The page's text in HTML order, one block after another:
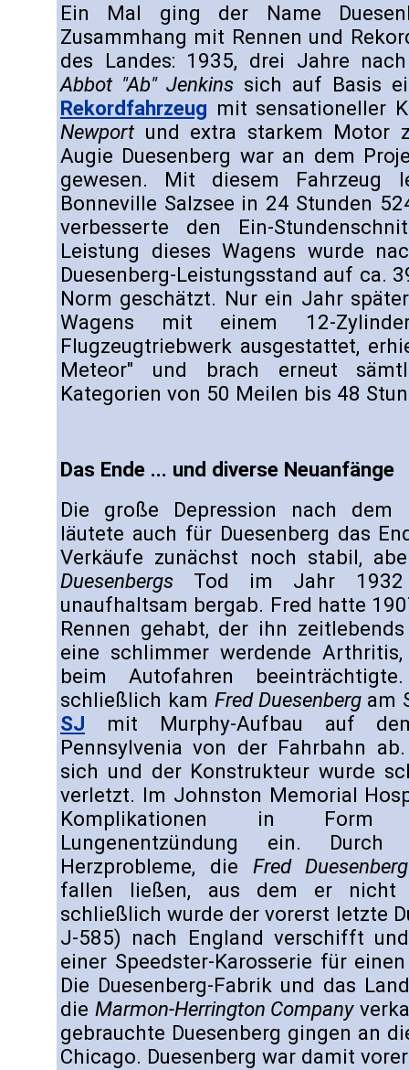
Ein Mal ging der Name
Zusammhang mit Rennen und
des Landes: 1935, drei Jahre
Abbot "Ab" Jenkins sich auf Basis
Rekordfahrzeug mit sensationeller
Newportund extra starkem Motor
Augie Duesenberg war an dem
gewesen. Mit diesem Fahrzeug
Bonneville Salzsee in 24 Stunden
verbesserte den Ein-
Leistung dieses Wagens wurde
Duesenberg-Leistungsstand auf ca.
Norm geschätzt. Nur ein Jahr
Wagens mit einem 12-
Flugzeugtriebwerk ausgestattet,
Meteor" und brach erneut
Kategorien von 50 Meilen bis 48
Das Ende ... und diverse Neuanfänge
Die große Depression nach dem
läutete auch für Duesenberg das
Verkäufe zunächst noch stabil,
Duesenbergs Tod im Jahr
unaufhaltsam bergab. Fred hatte
Rennen gehabt, der ihn
eine schlimmer werdende
beim Autofahren
schließlich kam Fred Duesenbergam
SJ mit Murphy-Aufbau auf
Pennsylvenia von der Fahrbahn
sich und der Konstrukteur wurde
verletzt. Im Johnston Memorial
Komplikationen in Form
Lungenentzündung ein.
Herzprobleme, die Fred Duesenberg
fallen ließen, aus dem er nicht
schließlich wurde der vorerst letzte
J-585) nach England verschifft
einer Speedster-Karosserie für
Die Duesenberg-Fabrik und das
die Marmon-Herrington Company
gebrauchte Duesenberg gingen an
Chicago. Duesenberg war damit